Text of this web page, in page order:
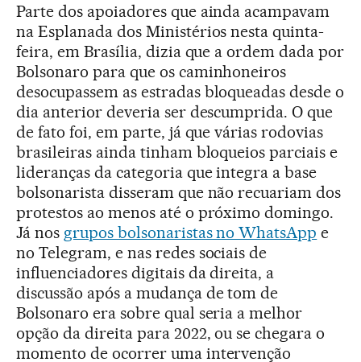
Parte dos apoiadores que ainda acampavam
na Esplanada dos Ministérios nesta quinta-
feira, em Brasília, dizia que a ordem dada por
Bolsonaro para que os caminhoneiros
desocupassem as estradas bloqueadas desde o
dia anterior deveria ser descumprida. O que
de fato foi, em parte, já que várias rodovias
brasileiras ainda tinham bloqueios parciais e
lideranças da categoria que integra a base
bolsonarista disseram que não recuariam dos
protestos ao menos até o próximo domingo.
Já nos grupos bolsonaristas no WhatsApp e
no Telegram, e nas redes sociais de
influenciadores digitais da direita, a
discussão após a mudança de tom de
Bolsonaro era sobre qual seria a melhor
opção da direita para 2022, ou se chegara o
momento de ocorrer uma intervenção